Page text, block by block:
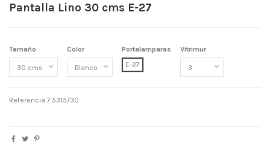
Pantalla Lino 30 cms E-27
Tamaño Color
Portalamparas
E-27
Vitrimur
Referencia 7.5315/30